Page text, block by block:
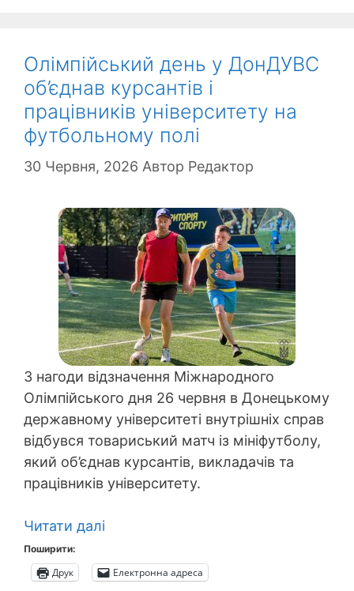
Олімпійський день у ДонДУВС
об’єднав курсантів і
працівників університету на
футбольному полі
30 Червня, 2026 Автор Редактор
З нагоди відзначення Міжнародного
Олімпійського дня 26 червня в Донецькому
державному університеті внутрішніх справ
відбувся товариський матч із мініфутболу,
який об’єднав курсантів, викладачів та
працівників університету.
Читати далі
Поширити:
Друк Електронна адреса